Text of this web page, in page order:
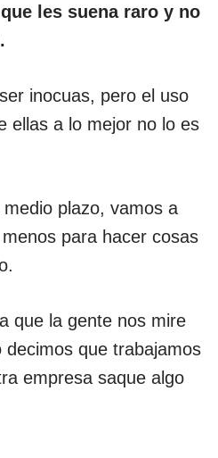
les suena raro y no
inocuas, pero el uso
ellas a lo mejor no lo es
plazo, vamos a
para hacer cosas
que la gente nos mire
que trabajamos
empresa saque algo